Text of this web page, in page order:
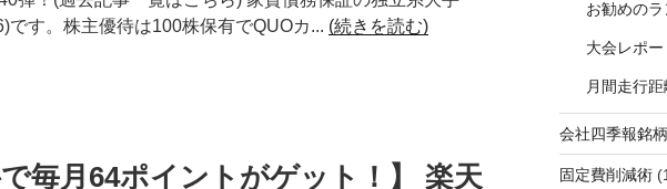
です。株主優待は100株保有でQUOカ... (続きを読む)
で毎月64ポイントがゲット！】 楽天
お勧めの
大会レポー
月間走行距
会社四季報銘
固定費削減術